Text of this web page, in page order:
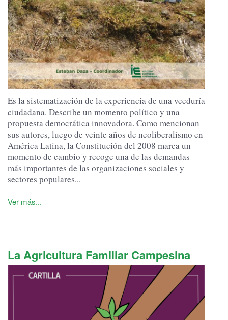
Es la sistematización de la experiencia de una veeduría
ciudadana. Describe un momento político y una
propuesta democrática innovadora. Como mencionan
sus autores, luego de veinte años de neoliberalismo en
América Latina, la Constitución del 2008 marca un
momento de cambio y recoge una de las demandas
más importantes de las organizaciones sociales y
sectores populares...
Ver más...
La Agricultura Familiar Campesina